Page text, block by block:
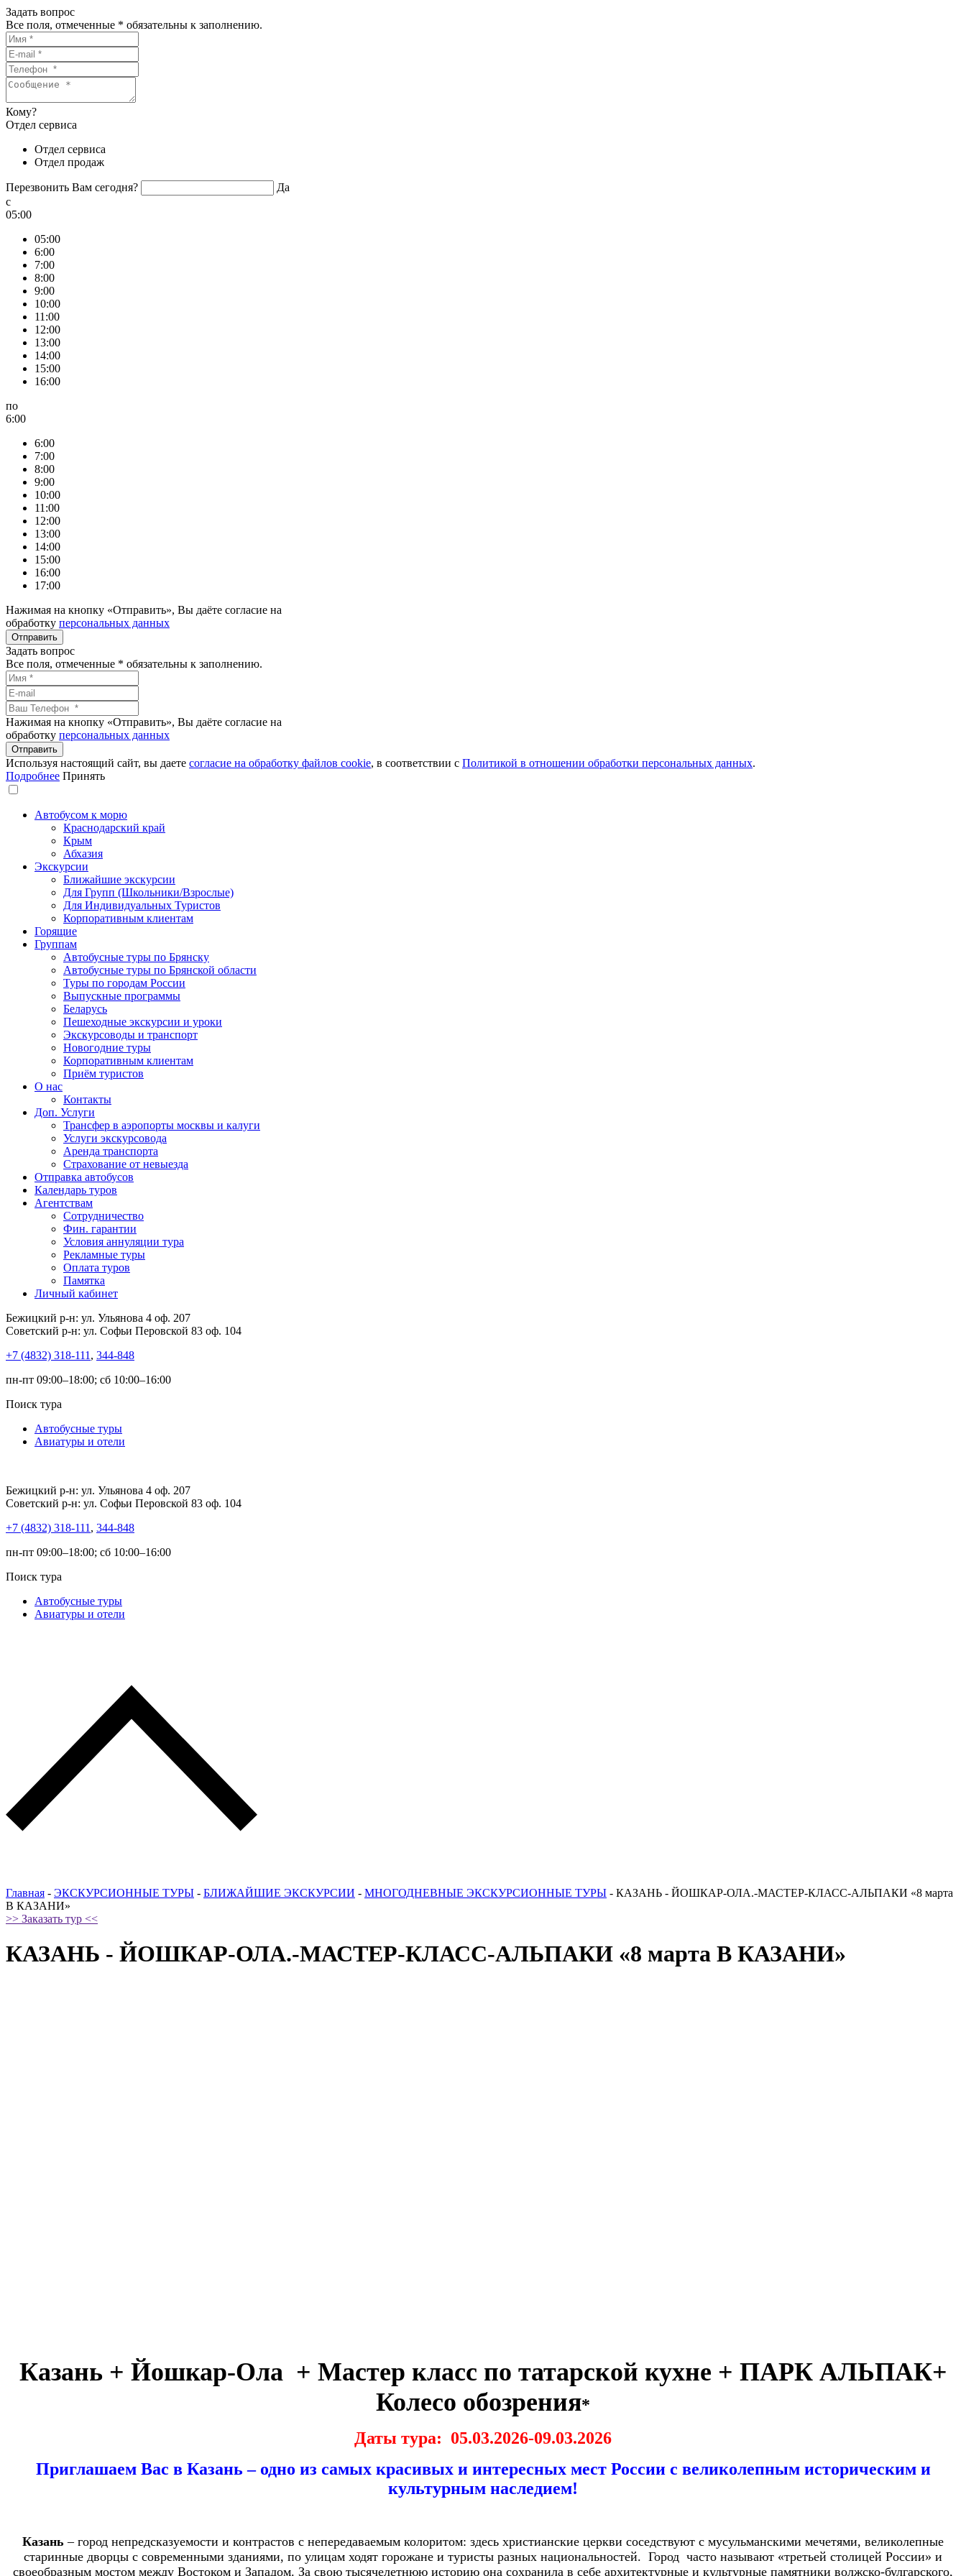
Задать вопрос
Все поля, отмеченные * обязательны к заполнению.
Кому?
Отдел сервиса
Отдел сервиса
Отдел продаж
Перезвонить Вам сегодня?
Да
c
05:00
05:00
6:00
7:00
8:00
9:00
10:00
11:00
12:00
13:00
14:00
15:00
16:00
по
6:00
6:00
7:00
8:00
9:00
10:00
11:00
12:00
13:00
14:00
15:00
16:00
17:00
Нажимая на кнопку «Отправить», Вы даёте согласие на
обработку персональных данных
Задать вопрос
Все поля, отмеченные * обязательны к заполнению.
Нажимая на кнопку «Отправить», Вы даёте согласие на
обработку персональных данных
Используя настоящий сайт, вы даете согласие на обработку файлов сookie, в соответствии с Политикой в отношении обработки персональных данных.
Подробнее Принять
Автобусом к морю
Краснодарский край
Крым
Абхазия
Экскурсии
Ближайшие экскурсии
Для Групп (Школьники/Взрослые)
Для Индивидуальных Туристов
Корпоративным клиентам
Горящие
Группам
Автобусные туры по Брянску
Автобусные туры по Брянской области
Туры по городам России
Выпускные программы
Беларусь
Пешеходные экскурсии и уроки
Экскурсоводы и транспорт
Новогодние туры
Корпоративным клиентам
Приём туристов
О нас
Контакты
Доп. Услуги
Трансфер в аэропорты москвы и калуги
Услуги экскурсовода
Аренда транспорта
Страхование от невыезда
Отправка автобусов
Календарь туров
Агентствам
Сотрудничество
Фин. гарантии
Условия аннуляции тура
Рекламные туры
Оплата туров
Памятка
Личный кабинет
Бежицкий р-н: ул. Ульянова 4 оф. 207
Советский р-н: ул. Софьи Перовской 83 оф. 104
+7 (4832) 318-111 , 344-848
пн-пт 09:00–18:00; сб 10:00–16:00
Поиск тура
Автобусные туры
Авиатуры и отели
Бежицкий р-н: ул. Ульянова 4 оф. 207
Советский р-н: ул. Софьи Перовской 83 оф. 104
+7 (4832) 318-111 , 344-848
пн-пт 09:00–18:00; сб 10:00–16:00
Поиск тура
Автобусные туры
Авиатуры и отели
Главная - ЭКСКУРСИОННЫЕ ТУРЫ - БЛИЖАЙШИЕ ЭКСКУРСИИ - МНОГОДНЕВНЫЕ ЭКСКУРСИОННЫЕ ТУРЫ - КАЗАНЬ - ЙОШКАР-ОЛА.-МАСТЕР-КЛАСС-АЛЬПАКИ «8 марта
В КАЗАНИ»
>> Заказать тур <<
КАЗАНЬ - ЙОШКАР-ОЛА.-МАСТЕР-КЛАСС-АЛЬПАКИ «8 марта В КАЗАНИ»
Казань + Йошкар-Oла + Мастер класс по татарской кухне + ПАРК АЛЬПАК+
Колесо обозрения*
Даты тура: 05.03.2026-09.03.2026
Приглашаем Вас в Казань – одно из самых красивых и интересных мест России с великолепным историческим и
культурным наследием!
Казань – город непредсказуемости и контрастов с непередаваемым колоритом: здесь христианские церкви соседствуют с мусульманскими мечетями, великолепные
старинные дворцы с современными зданиями, по улицам ходят горожане и туристы разных национальностей. Город часто называют «третьей столицей России» и
своеобразным мостом между Востоком и Западом. За свою тысячелетнюю историю она сохранила в себе архитектурные и культурные памятники волжско-булгарского,